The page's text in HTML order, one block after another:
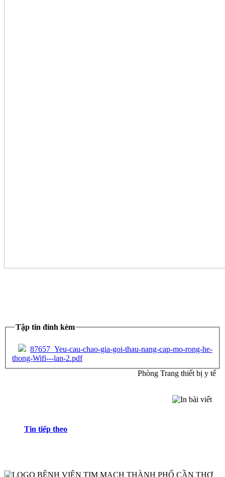
Tập tin đính kèm
87657_Yeu-cau-chao-gia-goi-thau-nang-cap-mo-rong-he-
thong-Wifi---lan-2.pdf
Phòng Trang thiết bị y tế
Tin tiếp theo